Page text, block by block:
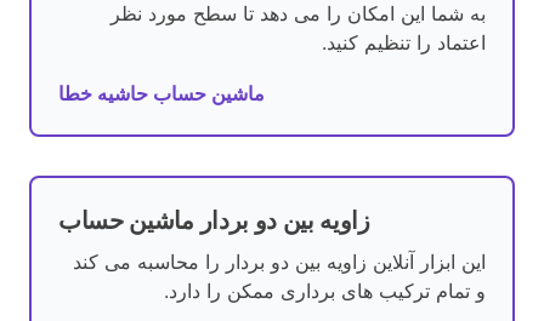
به شما این امکان را می دهد تا سطح مورد نظر
اعتماد را تنظیم کنید.
ماشین حساب حاشیه خطا
زاویه بین دو بردار ماشین حساب
این ابزار آنلاین زاویه بین دو بردار را محاسبه می کند
و تمام ترکیب های برداری ممکن را دارد.